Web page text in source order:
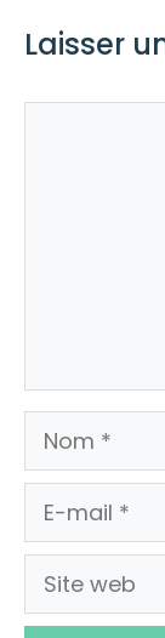
Laisser
Nom
E-
mail
Site
web